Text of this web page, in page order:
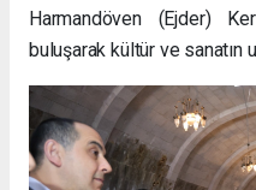
Harmandöven (Ejder)
buluşarak kültür ve sanatın